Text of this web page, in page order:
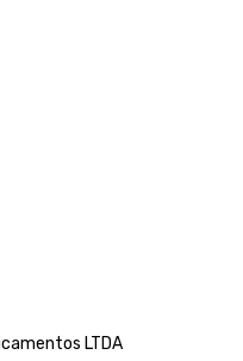
LTDA